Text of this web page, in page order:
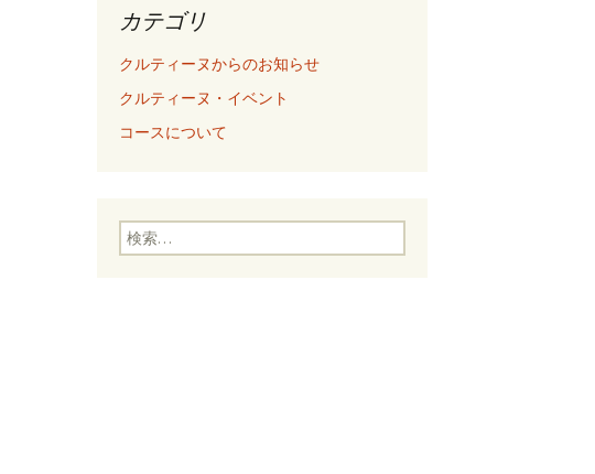
カテゴリ
クルティーヌからのお知らせ
クルティーヌ・イベント
コースについて
検
索